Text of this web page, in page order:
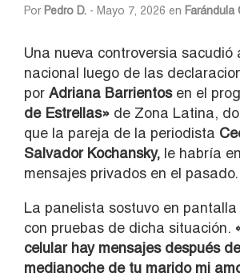
Por Pedro D. - Mayo 7, 2026 en Farándula
Una nueva controversia sacudió
nacional luego de las
por Adriana Barrientosen el
de Estrellas» de Zona Latina,
que la pareja de la periodista
Salvador Kochansky, le habría
mensajes privados en el pasado.
La panelista sostuvo en
con pruebas de dicha situación.
celular hay mensajes después
medianoche de tu marido mi